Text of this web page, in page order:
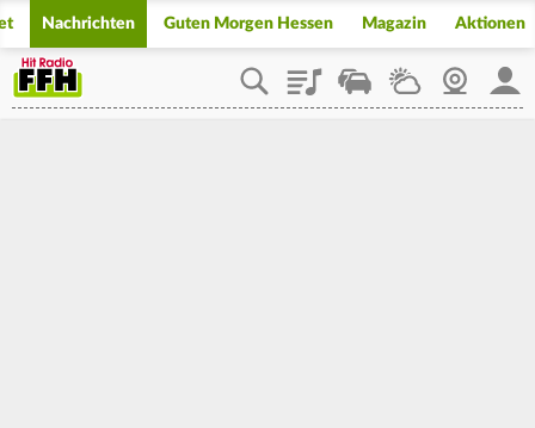
Nachrichten Guten Morgen Hessen Magazin Aktionen
PlaylistStaupilotWetterWebcam